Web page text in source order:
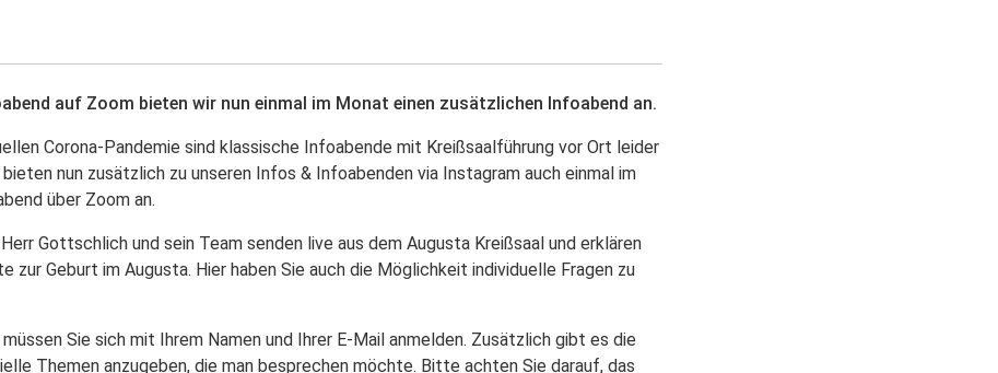
auf Zoom bieten wir nun einmal im Monat einen zusätzlichen Infoabend an.
Corona-Pandemie sind klassische Infoabende mit Kreißsaalführung vor Ort leider
nun zusätzlich zu unseren Infos & Infoabenden via Instagram auch einmal im
über Zoom an.
Gottschlich und sein Team senden live aus dem Augusta Kreißsaal und erklären
zur Geburt im Augusta. Hier haben Sie auch die Möglichkeit individuelle Fragen zu
Sie sich mit Ihrem Namen und Ihrer E-Mail anmelden. Zusätzlich gibt es die
Themen anzugeben, die man besprechen möchte. Bitte achten Sie darauf, das